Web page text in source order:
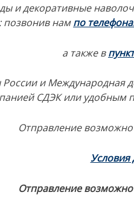
и декоративные
позвонив нампо
а также в
и Международная
СДЭК или удобным
Отправление
Условия
Отправление